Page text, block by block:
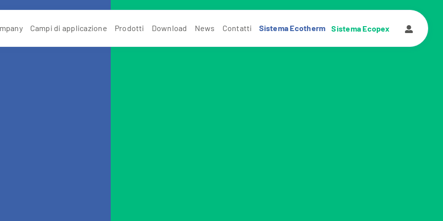
Campi di applicazione Prodotti Download News Contatti Sistema Ecotherm Sistema Ecopex